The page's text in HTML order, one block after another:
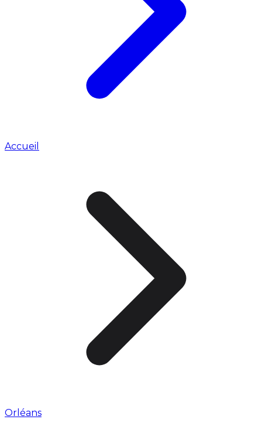
Accueil
Orléans